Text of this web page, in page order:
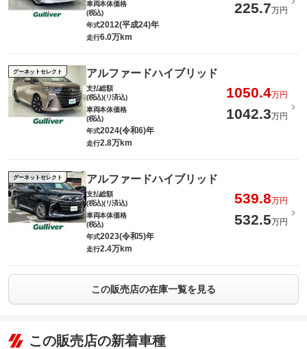
車両本体価格
(税込)
225.7万円
年式2012(平成24)年
走行6.0万km
グーネットセレクト アルファードハイブリッド
支払総額
(税込)(リ済込)
1050.4万円
車両本体価格
(税込)
1042.3万円
年式2024(令和6)年
走行2.8万km
グーネットセレクト アルファードハイブリッド
支払総額
(税込)(リ済込)
539.8万円
車両本体価格
(税込)
532.5万円
年式2023(令和5)年
走行2.4万km
この販売店の在庫一覧を見る
この販売店の新着車種